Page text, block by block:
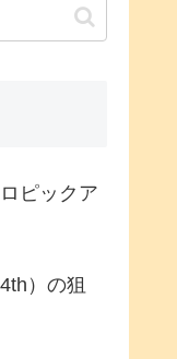
ピックア
）の狙